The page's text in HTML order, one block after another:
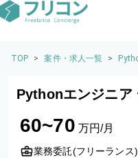
TOP > 案件・求人一覧 >
Pythonエンジニア
60~70 万円/月
業務委託(フリーランス)